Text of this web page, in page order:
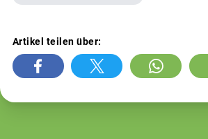
Artikel teilen über: